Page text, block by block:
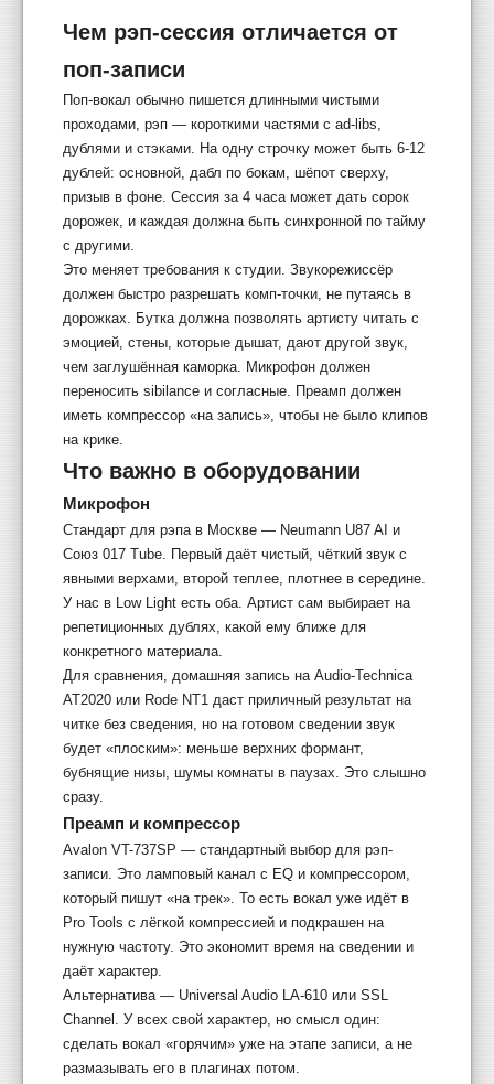
Чем рэп-сессия отличается от
поп-записи
Поп-вокал обычно пишется длинными чистыми
проходами, рэп — короткими частями с ad-libs,
дублями и стэками. На одну строчку может быть 6-12
дублей: основной, дабл по бокам, шёпот сверху,
призыв в фоне. Сессия за 4 часа может дать сорок
дорожек, и каждая должна быть синхронной по тайму
с другими.
Это меняет требования к студии. Звукорежиссёр
должен быстро разрешать комп-точки, не путаясь в
дорожках. Бутка должна позволять артисту читать с
эмоцией, стены, которые дышат, дают другой звук,
чем заглушённая каморка. Микрофон должен
переносить sibilance и согласные. Преамп должен
иметь компрессор «на запись», чтобы не было клипов
на крике.
Что важно в оборудовании
Микрофон
Стандарт для рэпа в Москве — Neumann U87 AI и
Союз 017 Tube. Первый даёт чистый, чёткий звук с
явными верхами, второй теплее, плотнее в середине.
У нас в Low Light есть оба. Артист сам выбирает на
репетиционных дублях, какой ему ближе для
конкретного материала.
Для сравнения, домашняя запись на Audio-Technica
AT2020 или Rode NT1 даст приличный результат на
читке без сведения, но на готовом сведении звук
будет «плоским»: меньше верхних формант,
бубнящие низы, шумы комнаты в паузах. Это слышно
сразу.
Преамп и компрессор
Avalon VT-737SP — стандартный выбор для рэп-
записи. Это ламповый канал с EQ и компрессором,
который пишут «на трек». То есть вокал уже идёт в
Pro Tools с лёгкой компрессией и подкрашен на
нужную частоту. Это экономит время на сведении и
даёт характер.
Альтернатива — Universal Audio LA-610 или SSL
Channel. У всех свой характер, но смысл один:
сделать вокал «горячим» уже на этапе записи, а не
размазывать его в плагинах потом.